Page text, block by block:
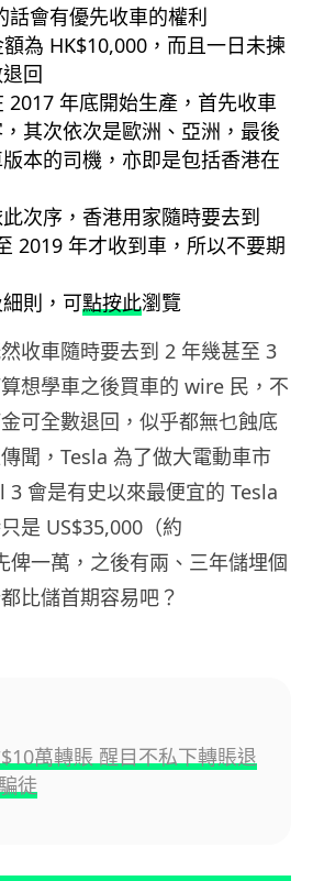
會有優先收車的權利
為 HK$10,000，而且一日未揀
回
2017 年底開始生產，首先收車
其次依次是歐洲、亞洲，最後
本的司機，亦即是包括香港在
次序，香港用家隨時要去到
2019 年才收到車，所以不要期
則，可點按此瀏覽
收車隨時要去到 2 年幾甚至 3
想學車之後買車的 wire 民，不
可全數退回，似乎都無乜蝕底
聞，Tesla 為了做大電動車市
會是有史以來最便宜的 Tesla
是 US$35,000（約
俾一萬，之後有兩、三年儲埋個
比儲首期容易吧？
萬轉賬 醒目不私下轉賬退
徒